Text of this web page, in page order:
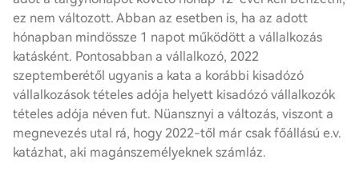
ez nem változott. Abban az esetben is, ha az adott
hónapban mindössze 1 napot működött a vállalkozás
katásként. Pontosabban a vállalkozó, 2022
szeptemberétől ugyanis a kata a korábbi kisadózó
vállalkozások tételes adója helyett kisadózó vállalkozók
tételes adója néven fut. Nüansznyi a változás, viszont a
megnevezés utal rá, hogy 2022-től már csak főállású e.v.
katázhat, aki magánszemélyeknek számláz.